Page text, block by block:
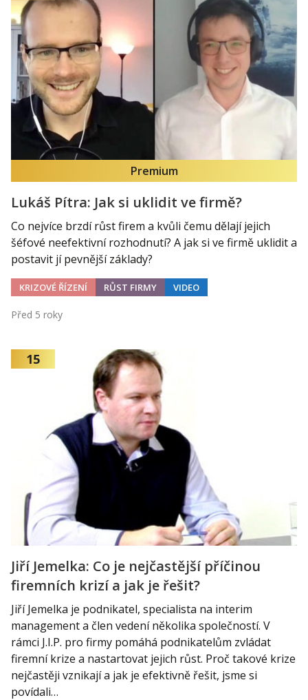
Premium
Lukáš Pítra: Jak si uklidit ve firmě?
Co nejvíce brzdí růst firem a kvůli čemu dělají jejich
šéfové neefektivní rozhodnutí? A jak si ve firmě uklidit a
postavit jí pevnější základy?
KRIZOVÉ ŘÍZENÍ RŮST FIRMY VIDEO
Před 5 roky
15
Jiří Jemelka: Co je nejčastější příčinou
firemních krizí a jak je řešit?
Jiří Jemelka je podnikatel, specialista na interim
management a člen vedení několika společností. V
rámci J.I.P. pro firmy pomáhá podnikatelům zvládat
firemní krize a nastartovat jejich růst. Proč takové krize
nejčastěji vznikají a jak je efektivně řešit, jsme si
povídali…